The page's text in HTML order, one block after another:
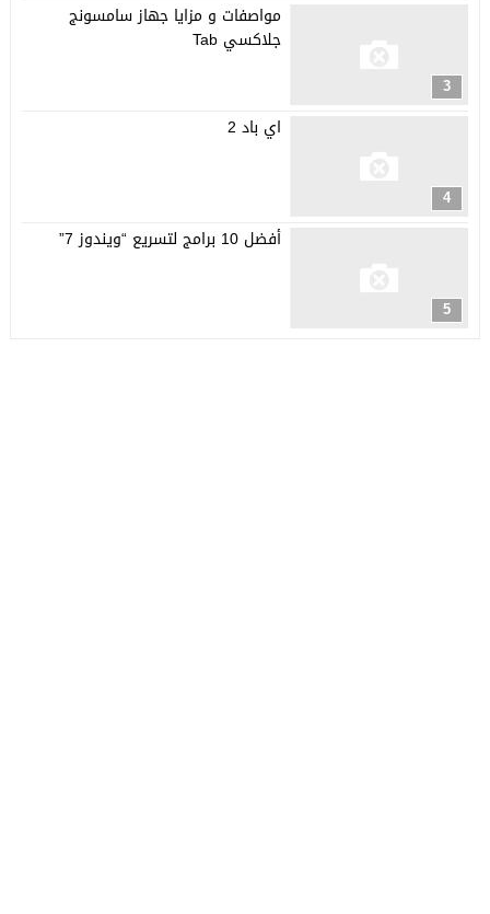
3
مواصفات و مزايا جهاز سامسونج
جلاكسي Tab
4
اي باد 2
5
أفضل 10 برامج لتسريع “ويندوز 7”